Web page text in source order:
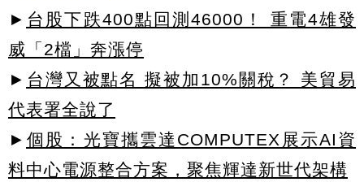
► 台股下跌400點回測46000！ 重電4雄發
威「2檔」奔漲停
► 台灣又被點名 擬被加10%關稅？ 美貿易
代表署全說了
► 個股：光寶攜雲達COMPUTEX展示AI資
料中心電源整合方案，聚焦輝達新世代架構